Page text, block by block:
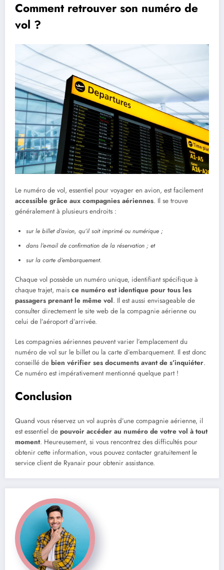
Comment retrouver son numéro de
vol ?
Le numéro de vol, essentiel pour voyager en avion, est facilement
accessible grâce aux compagnies aériennes. Il se trouve
généralement à plusieurs endroits :
sur le billet d’avion, qu’il soit imprimé ou numérique ;
dans l’e-mail de confirmation de la réservation ; et
sur la carte d’embarquement.
Chaque vol possède un numéro unique, identifiant spécifique à
chaque trajet, mais ce numéro est identique pour tous les
passagers prenant le même vol. Il est aussi envisageable de
consulter directement le site web de la compagnie aérienne ou
celui de l’aéroport d’arrivée.
Les compagnies aériennes peuvent varier l’emplacement du
numéro de vol sur le billet ou la carte d’embarquement. Il est donc
conseillé de bien vérifier ses documents avant de s’inquiéter.
Ce numéro est impérativement mentionné quelque part !
Conclusion
Quand vous réservez un vol auprès d’une compagnie aérienne, il
est essentiel de pouvoir accéder au numéro de votre vol à tout
moment. Heureusement, si vous rencontrez des difficultés pour
obtenir cette information, vous pouvez contacter gratuitement le
service client de Ryanair pour obtenir assistance.